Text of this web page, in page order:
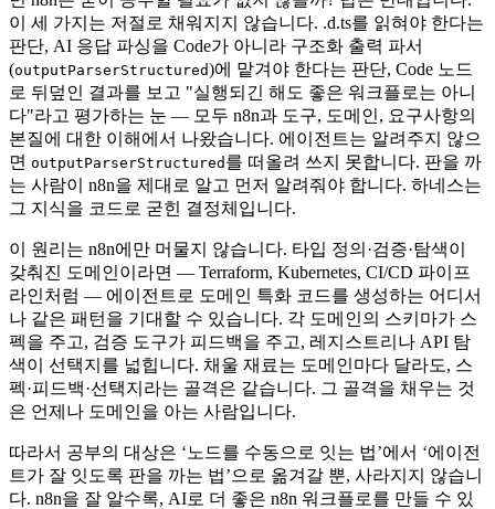
이 세 가지는 저절로 채워지지 않습니다. .d.ts를 읽혀야 한다는
판단, AI 응답 파싱을 Code가 아니라 구조화 출력 파서
(outputParserStructured)에 맡겨야 한다는 판단, Code 노드
로 뒤덮인 결과를 보고 "실행되긴 해도 좋은 워크플로는 아니
다"라고 평가하는 눈 — 모두 n8n과 도구, 도메인, 요구사항의
본질에 대한 이해에서 나왔습니다. 에이전트는 알려주지 않으
면 outputParserStructured 를 떠올려 쓰지 못합니다. 판을 까
는 사람이 n8n을 제대로 알고 먼저 알려줘야 합니다. 하네스는
그 지식을 코드로 굳힌 결정체입니다.
이 원리는 n8n에만 머물지 않습니다. 타입 정의·검증·탐색이
갖춰진 도메인이라면 — Terraform, Kubernetes, CI/CD 파이프
라인처럼 — 에이전트로 도메인 특화 코드를 생성하는 어디서
나 같은 패턴을 기대할 수 있습니다. 각 도메인의 스키마가 스
펙을 주고, 검증 도구가 피드백을 주고, 레지스트리나 API 탐
색이 선택지를 넓힙니다. 채울 재료는 도메인마다 달라도, 스
펙·피드백·선택지라는 골격은 같습니다. 그 골격을 채우는 것
은 언제나 도메인을 아는 사람입니다.
따라서 공부의 대상은 ‘노드를 수동으로 잇는 법’에서 ‘에이전
트가 잘 잇도록 판을 까는 법’으로 옮겨갈 뿐, 사라지지 않습니
다. n8n을 잘 알수록, AI로 더 좋은 n8n 워크플로를 만들 수 있